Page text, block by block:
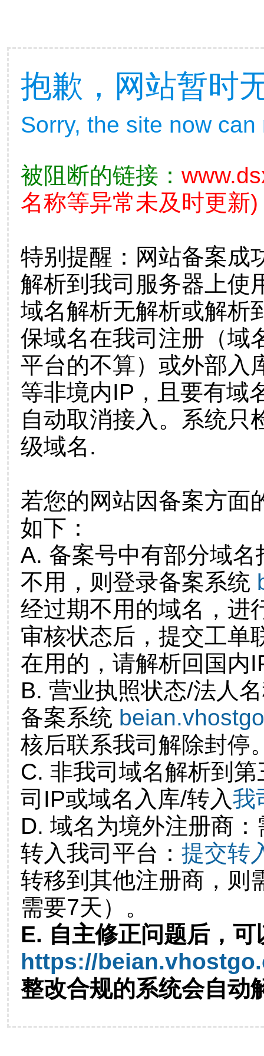
抱歉，网站暂时
Sorry, the site now
被阻断的链接：
名称等异常未及时更新)
特别提醒：网站备案成
解析到我司服务器上使
域名解析无解析或解析
保域名在我司注册（域
平台的不算）或外部入
等非境内IP，且要有域
自动取消接入。系统只
级域名.
若您的网站因备案方面
如下：
A. 备案号中有部分域
不用，则登录备案系统
经过期不用的域名，进
审核状态后，提交工单
在用的，请解析回国内
B. 营业执照状态/法人
备案系统
核后联系我司解除封停
C. 非我司域名解析到
司IP或域名入库/转入我
D. 域名为境外注册商
转入我司平台： 提交转
转移到其他注册商，则
需要7天）。
E. 自主修正问题后，可
https://
整改合规的系统会自动